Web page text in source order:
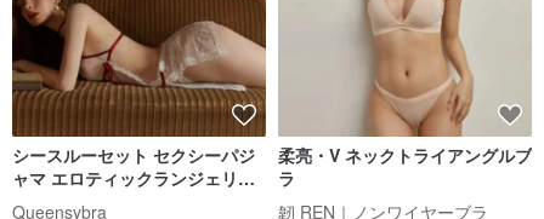
シースルーセット セクシーパジ
ャマ エロティックランジェリー
セクシーランジェリー 肌触りの
Queensybra
柔亮・V ネックトライアングルブ
ラ
韌 REN｜ノンワイヤーブラ